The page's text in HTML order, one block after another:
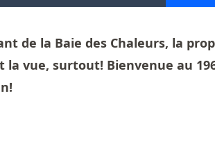
de la Baie des Chaleurs, la
la vue, surtout! Bienvenue au